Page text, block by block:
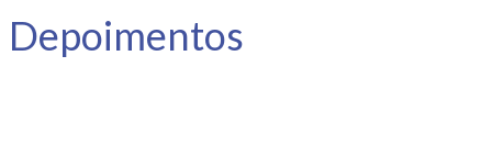
Depoimentos